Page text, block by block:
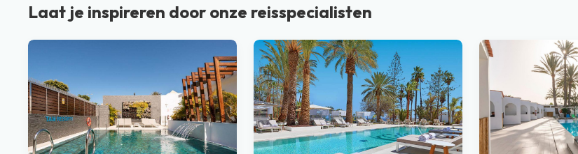
Laat je inspireren door onze reisspecialisten